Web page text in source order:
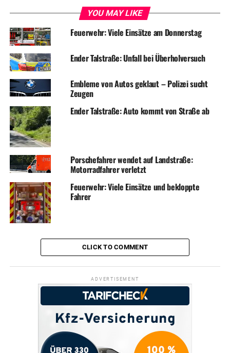
YOU MAY LIKE
Feuerwehr: Viele Einsätze am Donnerstag
Ender Talstraße: Unfall bei Überholversuch
Embleme von Autos geklaut – Polizei sucht
Zeugen
Ender Talstraße: Auto kommt von Straße ab
Porschefahrer wendet auf Landstraße:
Motorradfahrer verletzt
Feuerwehr: Viele Einsätze und bekloppte
Fahrer
CLICK TO COMMENT
ADVERTISEMENT